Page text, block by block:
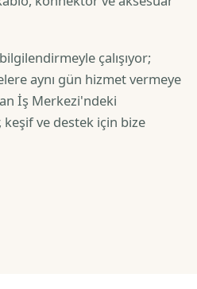
çalışıyor;
aynı gün hizmet vermeye
İş Merkezi'ndeki
keşif ve destek için bize